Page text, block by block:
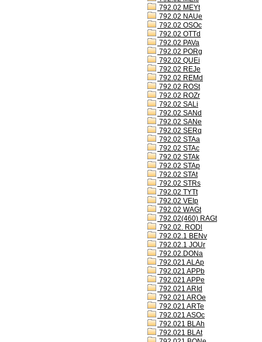
792.02 MEYt
792.02 NAUe
792.02 OSOc
792.02 OTTd
792.02 PAVa
792.02 PORg
792.02 QUEi
792.02 REJe
792.02 REMd
792.02 ROSt
792.02 ROZr
792.02 SALi
792.02 SANd
792.02 SANe
792.02 SERq
792.02 STAa
792.02 STAc
792.02 STAk
792.02 STAp
792.02 STAt
792.02 STRs
792.02 TYTt
792.02 VEIp
792.02 WAGt
792.02(460) RAGt
792.02. RODl
792.02.1 BENv
792.02.1 JOUr
792.02.DONa
792.021 ALAp
792.021 APPb
792.021 APPe
792.021 ARId
792.021 AROe
792.021 ARTe
792.021 ASOc
792.021 BLAh
792.021 BLAt